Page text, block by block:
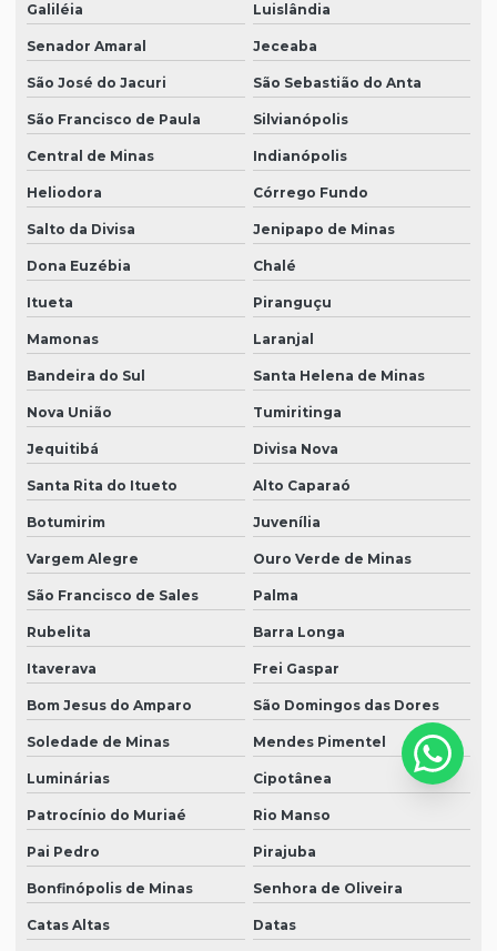
Galiléia Luislândia
Senador Amaral Jeceaba
São José do Jacuri São Sebastião do Anta
São Francisco de Paula Silvianópolis
Central de Minas Indianópolis
Heliodora Córrego Fundo
Salto da Divisa Jenipapo de Minas
Dona Euzébia Chalé
Itueta Piranguçu
Mamonas Laranjal
Bandeira do Sul Santa Helena de Minas
Nova União Tumiritinga
Jequitibá Divisa Nova
Santa Rita do Itueto Alto Caparaó
Botumirim Juvenília
Vargem Alegre Ouro Verde de Minas
São Francisco de Sales Palma
Rubelita Barra Longa
Itaverava Frei Gaspar
Bom Jesus do Amparo São Domingos das Dores
Soledade de Minas Mendes Pimentel
Luminárias Cipotânea
Patrocínio do Muriaé Rio Manso
Pai Pedro Pirajuba
Bonfinópolis de Minas Senhora de Oliveira
Catas Altas Datas